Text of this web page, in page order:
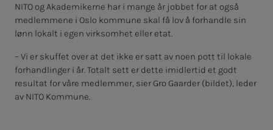
NITO og Akademikerne har i mange år jobbet for at også
medlemmene i Oslo kommune skal få lov å forhandle sin
lønn lokalt i egen virksomhet eller etat.
– Vi er skuffet over at det ikke er satt av noen pott til lokale
forhandlinger i år. Totalt sett er dette imidlertid et godt
resultat for våre medlemmer, sier Gro Gaarder (bildet), leder
av NITO Kommune.